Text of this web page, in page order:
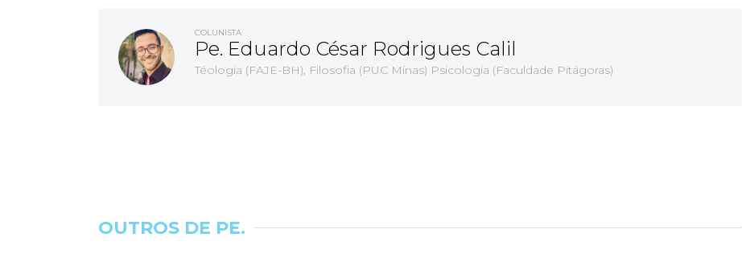
COLUNISTA
Pe. Eduardo César Rodrigues Calil
Téologia (FAJE-BH), Filosofia (PUC Minas) Psicologia (Faculdade Pitágoras)
OUTROS DE PE.